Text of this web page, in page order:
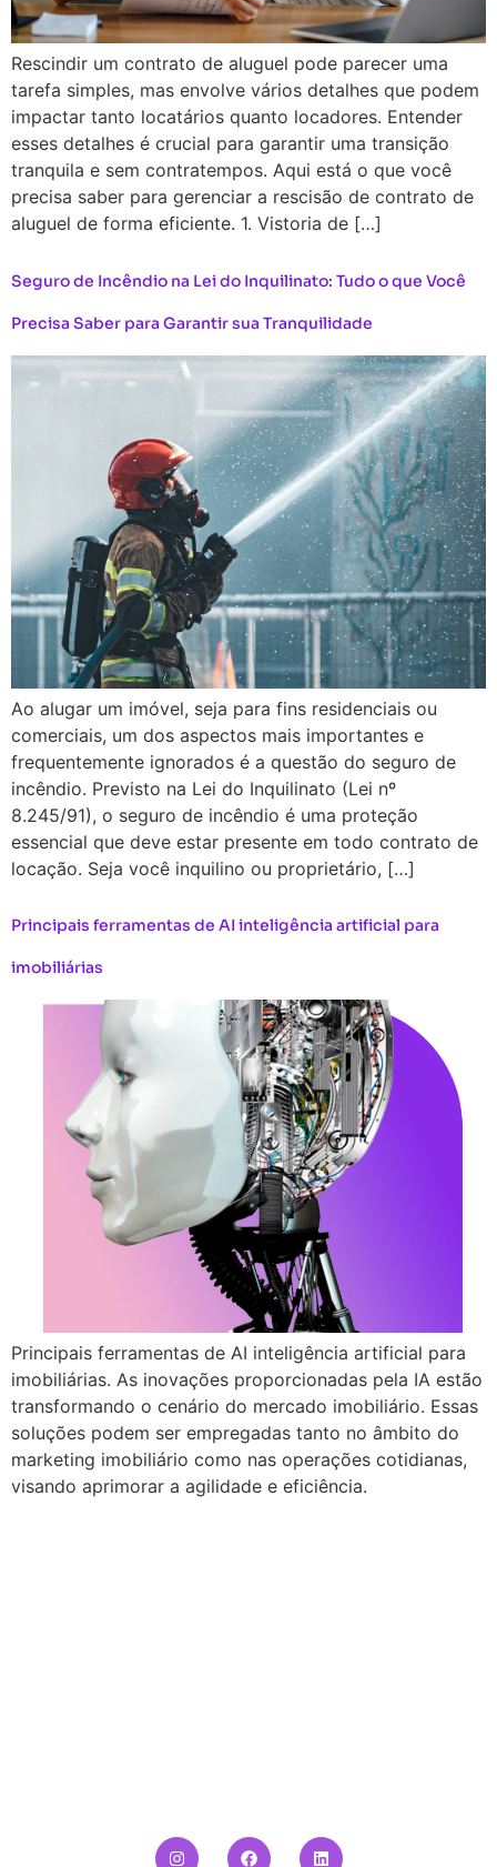
Rescindir um contrato de aluguel pode parecer uma
tarefa simples, mas envolve vários detalhes que podem
impactar tanto locatários quanto locadores. Entender
esses detalhes é crucial para garantir uma transição
tranquila e sem contratempos. Aqui está o que você
precisa saber para gerenciar a rescisão de contrato de
aluguel de forma eficiente. 1. Vistoria de […]
Seguro de Incêndio na Lei do Inquilinato: Tudo o que Você
Precisa Saber para Garantir sua Tranquilidade
Ao alugar um imóvel, seja para fins residenciais ou
comerciais, um dos aspectos mais importantes e
frequentemente ignorados é a questão do seguro de
incêndio. Previsto na Lei do Inquilinato (Lei nº
8.245/91), o seguro de incêndio é uma proteção
essencial que deve estar presente em todo contrato de
locação. Seja você inquilino ou proprietário, […]
Principais ferramentas de AI inteligência artificial para
imobiliárias
Principais ferramentas de AI inteligência artificial para
imobiliárias. As inovações proporcionadas pela IA estão
transformando o cenário do mercado imobiliário. Essas
soluções podem ser empregadas tanto no âmbito do
marketing imobiliário como nas operações cotidianas,
visando aprimorar a agilidade e eficiência.